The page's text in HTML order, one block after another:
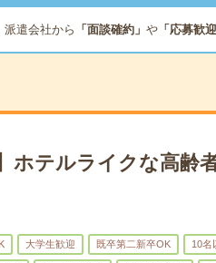
派遣会社から 「面談確約」 や「応募歓迎
ホテルライクな高齢
大学生歓迎 既卒第二新卒OK 10名